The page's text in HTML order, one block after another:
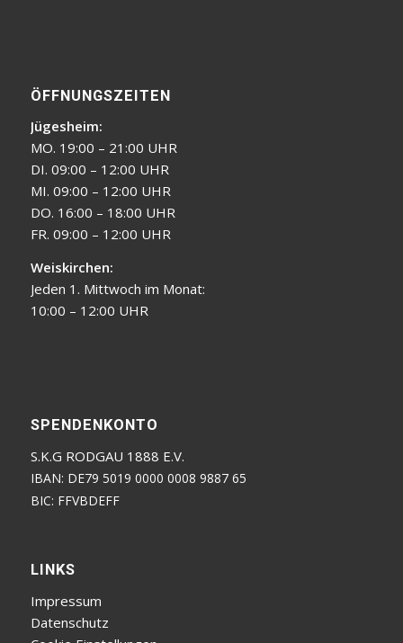
ÖFFNUNGSZEITEN
Jügesheim:
MO. 19:00 – 21:00 UHR
DI. 09:00 – 12:00 UHR
MI. 09:00 – 12:00 UHR
DO. 16:00 – 18:00 UHR
FR. 09:00 – 12:00 UHR
Weiskirchen:
Jeden 1. Mittwoch im Monat:
10:00 – 12:00 UHR
SPENDENKONTO
S.K.G RODGAU 1888 E.V.
IBAN: DE79 5019 0000 0008 9887 65
BIC: FFVBDEFF
LINKS
Impressum
Datenschutz